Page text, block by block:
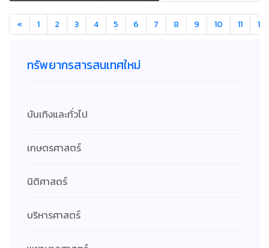
« 1 2 3 4 5 6 7 8 9 10 11 12
ทรัพยากรสารสนเทศใหม่
บันเทิงและทั่วไป
เกษตรศาสตร์
นิติศาสตร์
บริหารศาสตร์